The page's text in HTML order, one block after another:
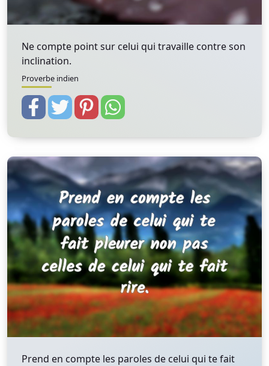
Ne compte point sur celui qui travaille contre son
inclination.
Proverbe indien
Prend en compte les paroles de celui qui te fait